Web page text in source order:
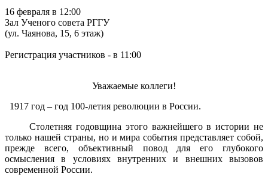
16 февраля в 12:00
Зал Ученого совета РГГУ
(ул. Чаянова, 15, 6 этаж)
Регистрация участников - в 11:00
Уважаемые коллеги!
1917 год – год 100-летия революции в России.
Столетняя годовщина этого важнейшего в истории не
только нашей страны, но и мира события представляет собой,
прежде всего, объективный повод для его глубокого
осмысления в условиях внутренних и внешних вызовов
современной России.